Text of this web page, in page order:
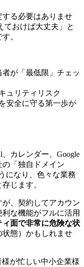
る必要はありませ
ておけば大丈夫」と
。
者が「最低限」チェッ
ュリティリスク
安全に守る第一歩が
、カレンダー、Google
の「独自ドメイン
になり、色々な業務
じます。
、契約してアカウン
な機能がフルに活用
ィ面で非常に危険な状
状態）かもしれませ
が忙しい中小企業様